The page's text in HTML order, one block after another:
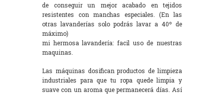
de conseguir un mejor acabado en tejidos
resistentes con manchas especiales. (En las
otras lavanderías solo podrás lavar a 40º de
máximo)
mi hermosa lavandería: facil uso de nuestras
maquinas.
Las máquinas dosifican productos de limpieza
industriales para que tu ropa quede limpia y
suave con un aroma que permanecerá días. Así